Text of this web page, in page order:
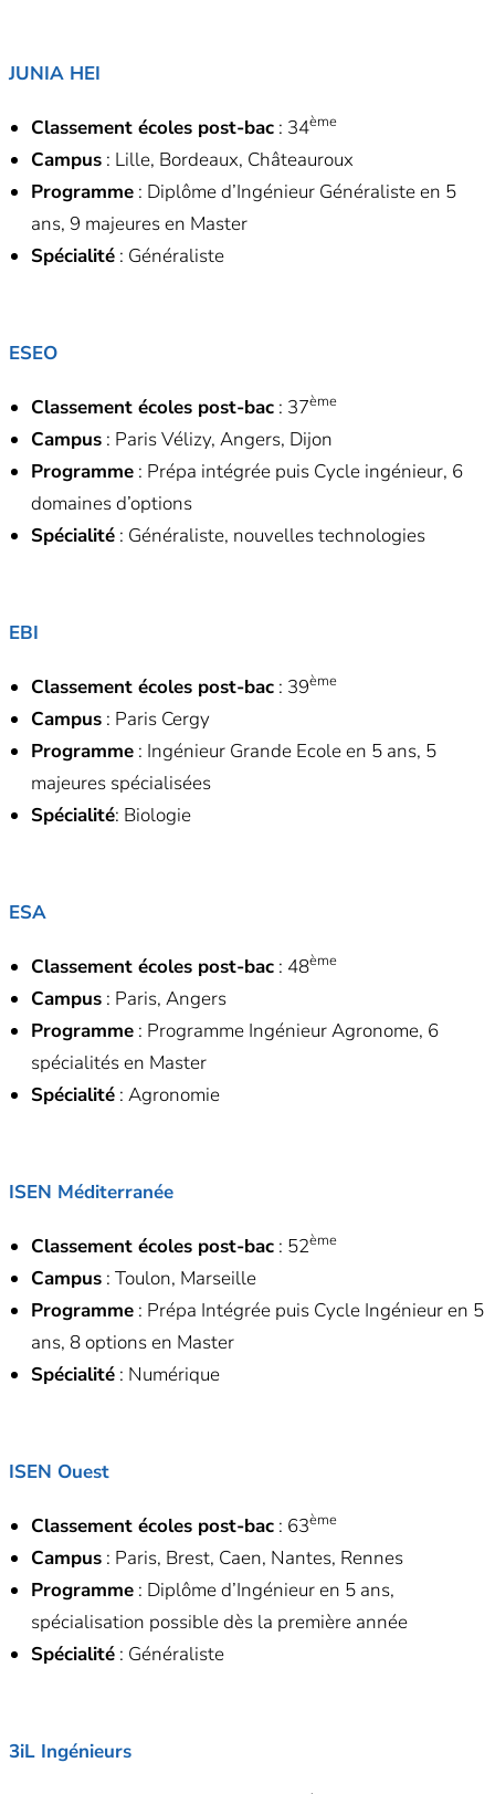
JUNIA HEI
Classement écoles post-bac: 34ème
Campus: Lille, Bordeaux, Châteauroux
Programme: Diplôme d’Ingénieur Généraliste en 5
ans, 9 majeures en Master
Spécialité: Généraliste
ESEO
Classement écoles post-bac: 37ème
Campus: Paris Vélizy, Angers, Dijon
Programme: Prépa intégrée puis Cycle ingénieur, 6
domaines d’options
Spécialité: Généraliste, nouvelles technologies
EBI
Classement écoles post-bac: 39ème
Campus: Paris Cergy
Programme: Ingénieur Grande Ecole en 5 ans, 5
majeures spécialisées
Spécialité: Biologie
ESA
Classement écoles post-bac: 48ème
Campus: Paris, Angers
Programme: Programme Ingénieur Agronome, 6
spécialités en Master
Spécialité: Agronomie
ISEN Méditerranée
Classement écoles post-bac: 52ème
Campus: Toulon, Marseille
Programme: Prépa Intégrée puis Cycle Ingénieur en 5
ans, 8 options en Master
Spécialité: Numérique
ISEN Ouest
Classement écoles post-bac: 63ème
Campus: Paris, Brest, Caen, Nantes, Rennes
Programme: Diplôme d’Ingénieur en 5 ans,
spécialisation possible dès la première année
Spécialité: Généraliste
3iL Ingénieurs